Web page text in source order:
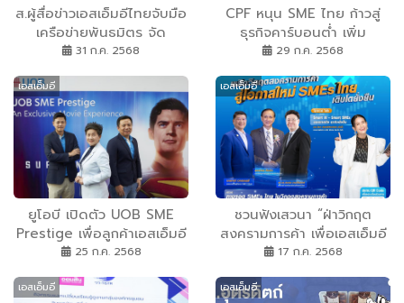
ส.ผู้สื่อข่าวเอสเอ็มอีไทยจับมือ
เครือข่ายพันธมิตร จัด
ถก”พลิกวิกฤตสงครามการค้า
31 ก.ค. 2568
CPF หนุน SME ไทย ก้าวสู่
ธุรกิจคาร์บอนต่ำ เพิ่ม
ศักยภาพแข่งขันในตลาดโลก
29 ก.ค. 2568
เอสเอ็มอี
ยูโอบี เปิดตัว UOB SME
Prestige เพื่อลูกค้าเอสเอ็มอี
ระดับวีไอพี ตอบแทนความไว้
เติบโตทางธุรกิจแบบรอบด้าน
25 ก.ค. 2568
เอสเอ็มอี
ชวนฟังเสวนา “ฝ่าวิกฤต
สงครามการค้า เพื่อเอสเอ็มอี
เติบโตยั่งยืน”
17 ก.ค. 2568
เอสเอ็มอี เอสเอ็มอี